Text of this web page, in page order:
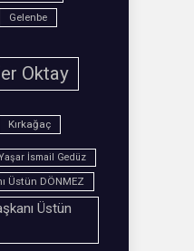
Gelenbe
Oktay
Kırkağaç
İsmail Gedüz
Üstün DÖNMEZ
Üstün